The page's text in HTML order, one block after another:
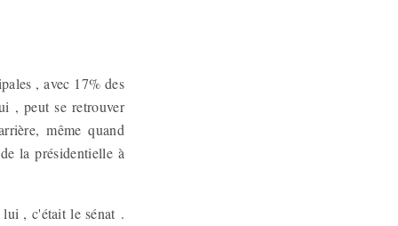
, avec 17% des
, peut se retrouver
même quand
la présidentielle à
, c'était le sénat .